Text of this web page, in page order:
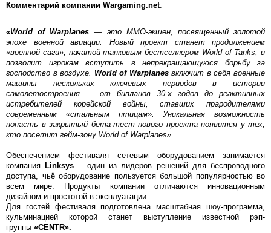
Комментарий компании Wargaming.net:
«World of Warplanes — это ММО-экшен, посвященный золотой
эпохе военной авиации. Новый проект станет продолжением
«военной саги», начатой танковым бестселлером World of Tanks, и
позволит игрокам вступить в непрекращающуюся борьбу за
господство в воздухе. World of Warplanesвключит в себя военные
машины нескольких ключевых периодов в истории
самолетостроения — от бипланов 30-х годов до реактивных
истребителей корейской войны, ставших прародителями
современным «стальным птицам». Уникальная возможность
попасть в закрытый бета-тест нового проекта появится у тех,
кто посетит гейм-зону World of Warplanes».
Обеспечением фестиваля сетевым оборудованием занимается
компания Linksys – один из лидеров решений для беспроводного
доступа, чьё оборудование пользуется большой популярностью во
всем мире. Продукты компании отличаются инновационным
дизайном и простотой в эксплуатации.
Для гостей фестиваля подготовлена масштабная шоу-программа,
кульминацией которой станет выступление известной рэп-
группы «CENTR».